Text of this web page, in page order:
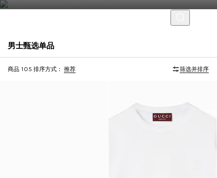
男士甄选单品
商品 105 排序方式： 推荐 筛选并排序
Virtual Try-On